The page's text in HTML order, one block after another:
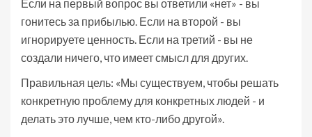
Если на первый вопрос вы ответили «нет» - вы
гонитесь за прибылью. Если на второй - вы
игнорируете ценность. Если на третий - вы не
создали ничего, что имеет смысл для других.
Правильная цель: «Мы существуем, чтобы решать
конкретную проблему для конкретных людей - и
делать это лучше, чем кто-либо другой».